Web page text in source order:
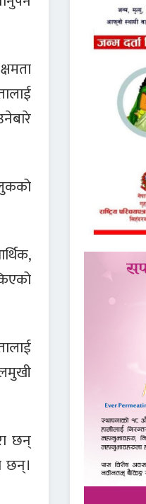
छन्
छन्।